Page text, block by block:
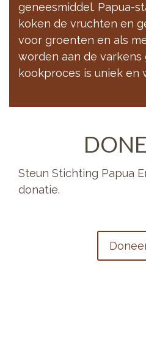
geneesmiddel. Papua-
koken de vruchten en
voor groenten en als
worden aan de
kookproces is uniek en
Steun Stichting Papua
donatie.